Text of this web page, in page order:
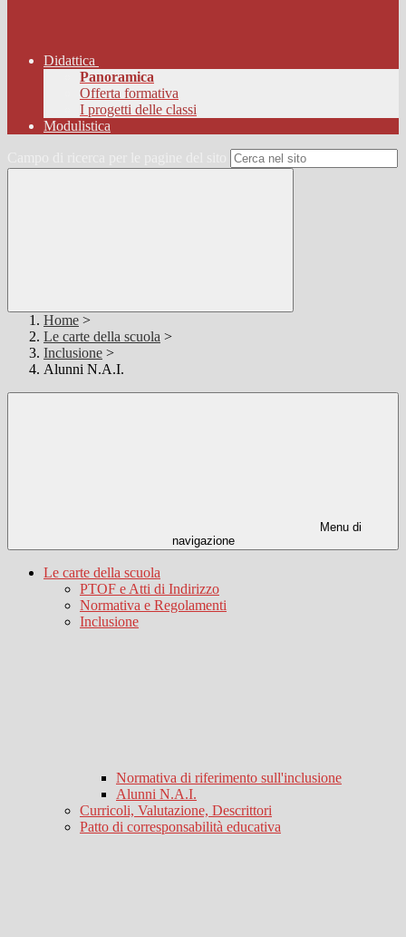
Didattica
Panoramica
Offerta formativa
I progetti delle classi
Modulistica
Home >
Le carte della scuola >
Inclusione >
Alunni N.A.I.
Menu di
navigazione
Le carte della scuola
PTOF e Atti di Indirizzo
Normativa e Regolamenti
Inclusione
Normativa di riferimento sull'inclusione
Alunni N.A.I.
Curricoli, Valutazione, Descrittori
Patto di corresponsabilità educativa